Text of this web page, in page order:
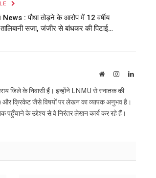
: पौधा तोड़ने के आरोप में 12 वर्षीय
सजा, जंजीर से बांधकर की पिटाई…
WebsiteInstagramLinkedIn
जिले के निवासी हैं। इन्होंने LNMU से स्नातक की
और क्रिकेट जैसे विषयों पर लेखन का व्यापक अनुभव है।
के उद्देश्य से वे निरंतर लेखन कार्य कर रहे हैं।